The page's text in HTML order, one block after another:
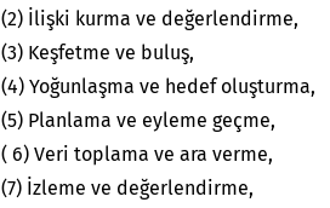
(2) İlişki kurma ve değerlendirme,
(3) Keşfetme ve buluş,
(4) Yoğunlaşma ve hedef oluşturma,
(5) Planlama ve eyleme geçme,
( 6) Veri toplama ve ara verme,
(7) İzleme ve değerlendirme,